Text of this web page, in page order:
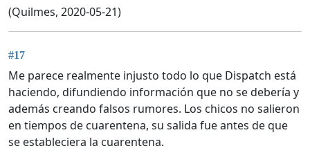
(Quilmes, 2020-05-21)
#17
Me parece realmente injusto todo lo que Dispatch está
haciendo, difundiendo información que no se debería y
además creando falsos rumores. Los chicos no salieron
en tiempos de cuarentena, su salida fue antes de que
se estableciera la cuarentena.